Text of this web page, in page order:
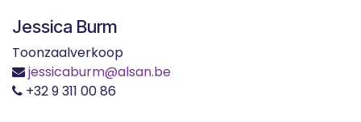
Jessica Burm
Toonzaalverkoop
jessicaburm​@alsan.be
+32 9 311 00 86